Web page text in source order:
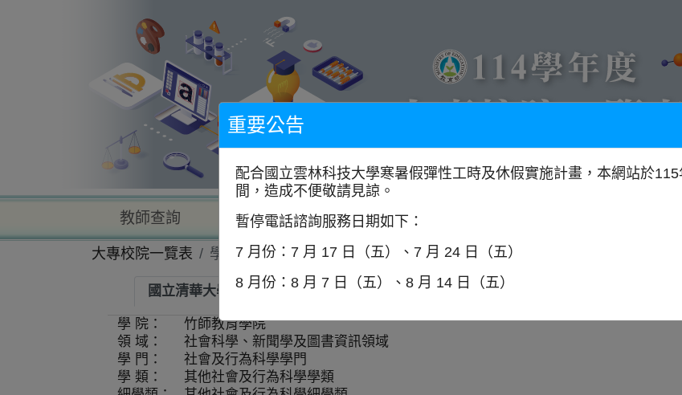
教師查詢 學校查詢 以學門找學校
大專校院一覽表 學系資訊
國立清華大學-學習科學與科技研究所 師資
學 院：
竹師教育學院
領 域：
社會科學、新聞學及圖書資訊領域
學 門：
社會及行為科學學門
學 類：
其他社會及行為科學學類
重要公告
配合國立雲林科技大學寒暑假彈性工時及休假實施計畫，本網站於
間，造成不便敬請見諒。
暫停電話諮詢服務日期如下：
7 月份：7 月 17 日（五）、7 月 24 日（五）
8 月份：8 月 7 日（五）、8 月 14 日（五）